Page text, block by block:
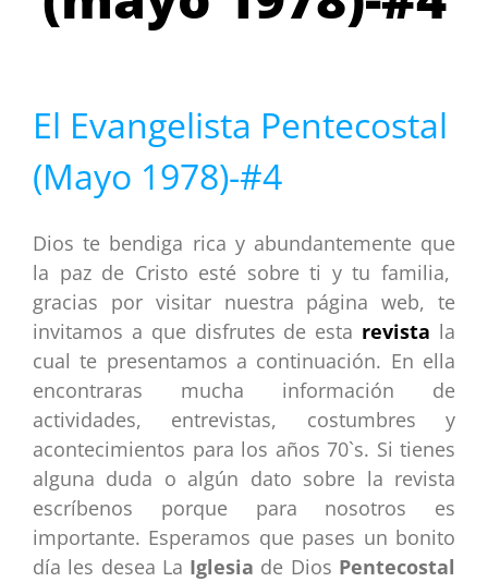
El Evangelista Pentecostal
(Mayo 1978)-#4
Dios te bendiga rica y abundantemente que
la paz de Cristo esté sobre ti y tu familia,
gracias por visitar nuestra página web, te
invitamos a que disfrutes de esta revista la
cual te presentamos a continuación. En ella
encontraras mucha información de
actividades, entrevistas, costumbres y
acontecimientos para los años 70`s. Si tienes
alguna duda o algún dato sobre la revista
escríbenos porque para nosotros es
importante. Esperamos que pases un bonito
día les desea La Iglesia de Dios Pentecostal